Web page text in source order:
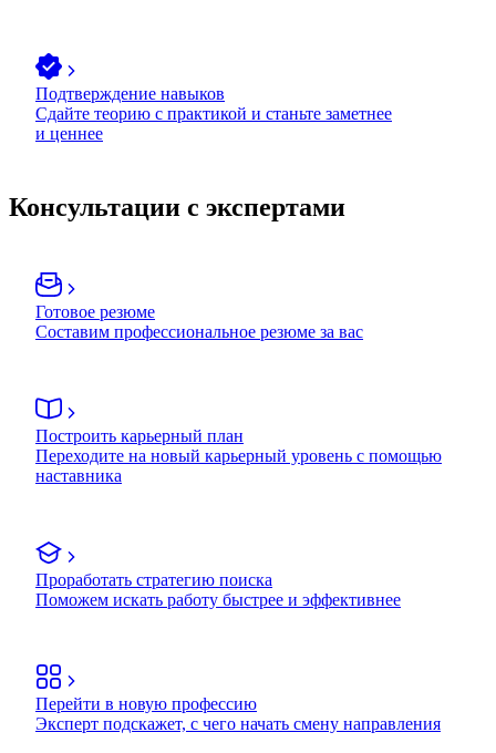
Подтверждение навыков
Сдайте теорию с практикой и станьте заметнее
и ценнее
Консультации с экспертами
Готовое резюме
Составим профессиональное резюме за вас
Построить карьерный план
Переходите на новый карьерный уровень с помощью
наставника
Проработать стратегию поиска
Поможем искать работу быстрее и эффективнее
Перейти в новую профессию
Эксперт подскажет, с чего начать смену направления